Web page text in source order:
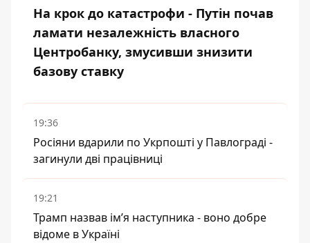
На крок до катастрофи - Путін почав
ламати незалежність власного
Центробанку, змусивши знизити
базову ставку
19:36
Росіяни вдарили по Укрпошті у Павлограді -
загинули дві працівниці
19:21
Трамп назвав імʼя наступника - воно добре
відоме в Україні